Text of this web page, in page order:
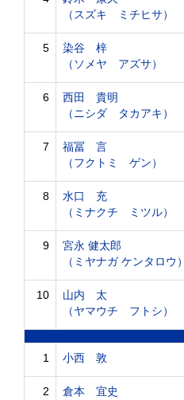
（スズキ ミチヒサ）
5
染谷 梓
（ソメヤ アズサ）
6
西田 貴明
（ニシダ タカアキ）
7
福冨 言
（フクトミ ゲン）
8
水口 充
（ミナクチ ミツル）
9
宮永 健太郎
（ミヤナガ ケンタロウ）
10
山内 太
（ヤマウチ フトシ）
1 小西 敦
2
倉本 宜史